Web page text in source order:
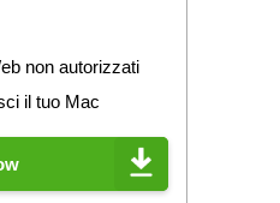
non autorizzati
il tuo Mac